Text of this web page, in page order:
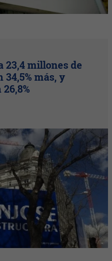
23,4 millones de
más, y